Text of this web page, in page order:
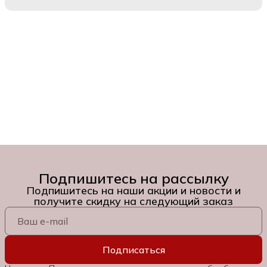
Подпишитесь на рассылку
Подпишитесь на наши акции и новости и
получите скидку на следующий заказ
Подписаться